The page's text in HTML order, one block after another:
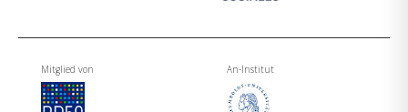
Mitglied von An-Institut